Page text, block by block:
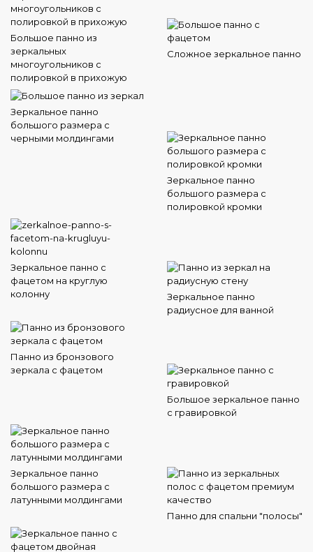
Большое панно из
зеркальных
многоугольников с
полировкой в прихожую
Сложное зеркальное панно
Зеркальное панно
большого размера с
черными молдингами
Зеркальное панно
большого размера с
полировкой кромки
Зеркальное панно с
фацетом на круглую
колонну
Зеркальное панно
радиусное для ванной
Панно из бронзового
зеркала с фацетом
Большое зеркальное панно
с гравировкой
Зеркальное панно
большого размера с
латунными молдингами
Панно для спальни "полосы"